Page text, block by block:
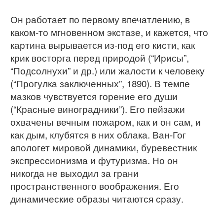
Он работает по первому впечатлению, в
каком-то мгновенном экстазе, и кажется, что
картина вырывается из-под его кисти, как
крик восторга перед природой (“Ирисы”,
“Подсолнухи” и др.) или жалости к человеку
(“Прогулка заключенных”, 1890). В темпе
мазков чувствуется горение его души
(“Красные виноградники”). Его пейзажи
охвачены вечным пожаром, как и он сам, и
как дым, клубятся в них облака. Ван-Гог
апологет мировой динамики, буревестник
экспрессионизма и футуризма. Но он
никогда не выходил за грани
пространственного воображения. Его
динамические образы читаются сразу.